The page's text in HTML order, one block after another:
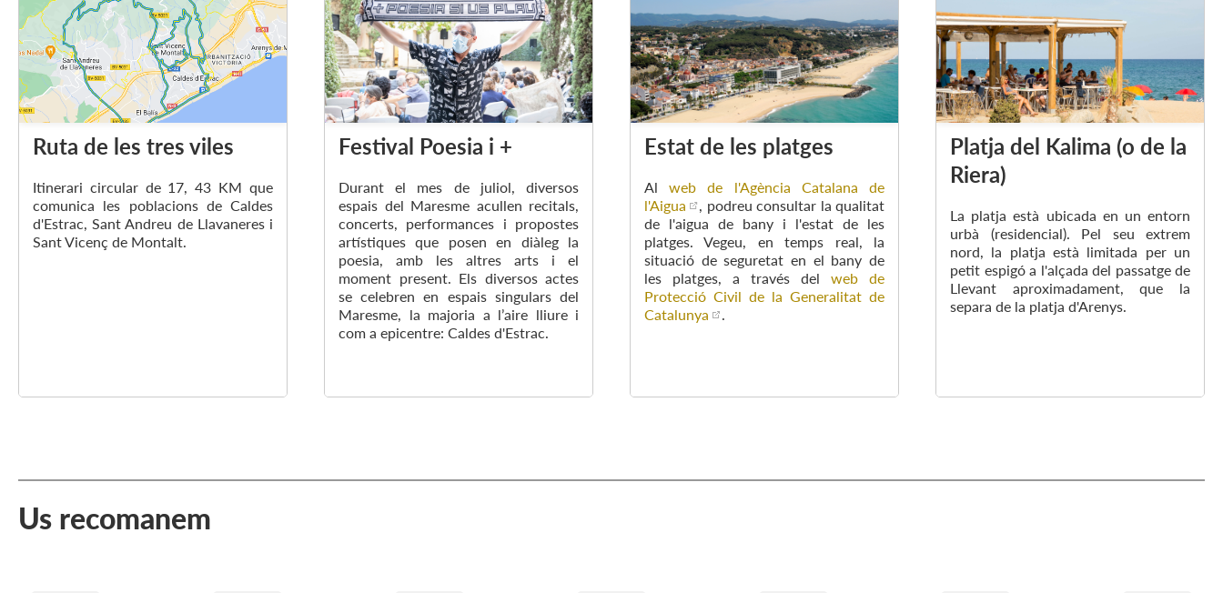
Ruta de les tres viles
Itinerari circular de 17, 43 KM que
comunica les poblacions de Caldes
d'Estrac, Sant Andreu de Llavaneres i
Sant Vicenç de Montalt.
Festival Poesia i +
Durant el mes de juliol, diversos
espais del Maresme acullen recitals,
concerts, performances i propostes
artístiques que posen en diàleg la
poesia, amb les altres arts i el
moment present. Els diversos actes
se celebren en espais singulars del
Maresme, la majoria a l’aire lliure i
com a epicentre: Caldes d'Estrac.
Estat de les platges
Alweb de l'Agència Catalana de
l'Aigua
, podreu consultar la qualitat
de l'aigua de bany i l'estat de les
platges. Vegeu, en temps real, la
situació de seguretat en el bany de
les platges, a través del web de
Protecció Civil de la Generalitat de
Catalunya
.
Platja del Kalima (o de la
Riera)
La platja està ubicada en un entorn
urbà (residencial). Pel seu extrem
nord, la platja està limitada per un
petit espigó a l'alçada del passatge de
Llevant aproximadament, que la
separa de la platja d'Arenys.
Us recomanem